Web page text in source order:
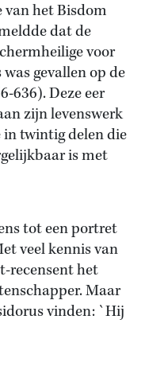
het Bisdom
dat de
voor
gevallen op de
636). Deze eer
zijn levenswerk
in twintig delen die
is met
tot een portret
veel kennis van
recensent het
Maar
vinden: `Hij